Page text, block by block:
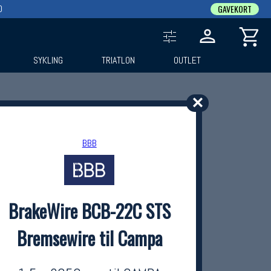
✕
BBB
BrakeWire BCB-22C STS
Bremsewire til Campa
GAVEKORT
SYKLING TRIATLON OUTLET